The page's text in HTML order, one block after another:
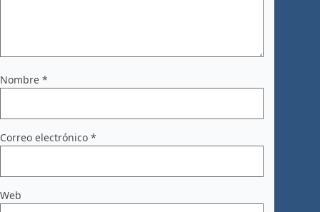
Nombre *
Correo electrónico *
Web